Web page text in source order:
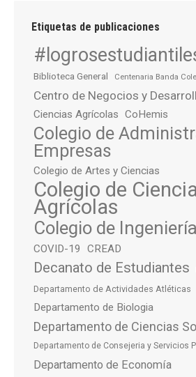
Etiquetas de publicaciones
Biblioteca General Centenaria Banda
Centro de Negocios y
Ciencias Agrícolas CoHemis
Colegio de
Empresas
Colegio de Artes y Ciencias
Colegio de
Agrícolas
Colegio de Ingeniería
COVID-19 CREAD
Decanato de Estudiantes
Departamento de Actividades Atléticas
Departamento de Biologia
Departamento de Ciencias
Departamento de Consejeria y Servicios
Departamento de Economía